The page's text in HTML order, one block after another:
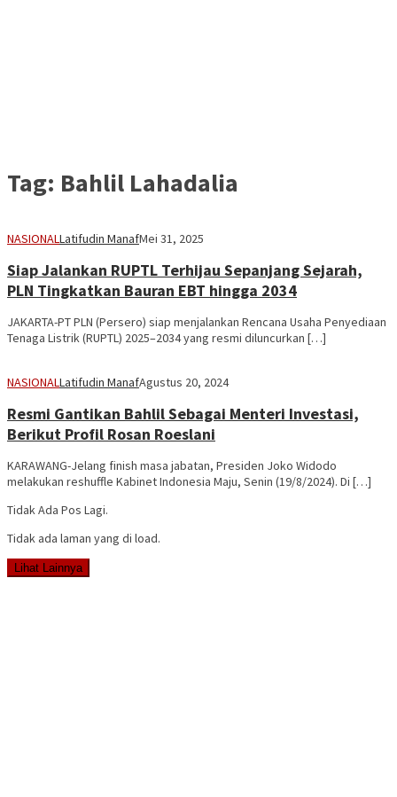
Tag: Bahlil Lahadalia
NASIONALLatifudin ManafMei 31, 2025
Siap Jalankan RUPTL Terhijau Sepanjang Sejarah,
PLN Tingkatkan Bauran EBT hingga 2034
JAKARTA-PT PLN (Persero) siap menjalankan Rencana Usaha Penyediaan
Tenaga Listrik (RUPTL) 2025–2034 yang resmi diluncurkan […]
NASIONALLatifudin ManafAgustus 20, 2024
Resmi Gantikan Bahlil Sebagai Menteri Investasi,
Berikut Profil Rosan Roeslani
KARAWANG-Jelang finish masa jabatan, Presiden Joko Widodo
melakukan reshuffle Kabinet Indonesia Maju, Senin (19/8/2024). Di […]
Tidak Ada Pos Lagi.
Tidak ada laman yang di load.
Lihat Lainnya